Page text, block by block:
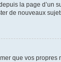
la page
de nouveaux
que vos